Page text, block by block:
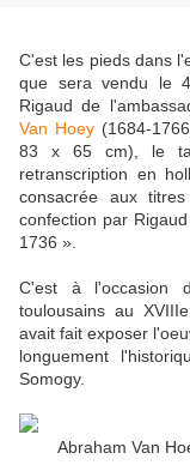
C'est les pieds dans
que sera vendu le
Rigaud de
Van Hoey (1684-
83 x 65 cm), le
retranscription en
consacrée aux
confection par
1736 ».
C'est à l'occasion
toulousains au
avait fait exposer
longuement
Somogy.
Abraham Van